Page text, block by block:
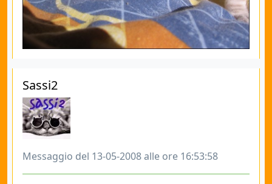
Sassi2
Messaggio del 13-05-2008 alle ore 16:53:58